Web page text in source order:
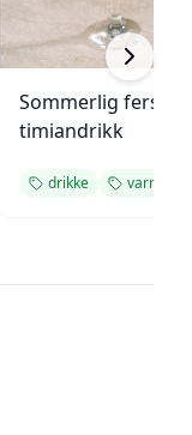
Sommerlig
timiandrikk
drikke varm